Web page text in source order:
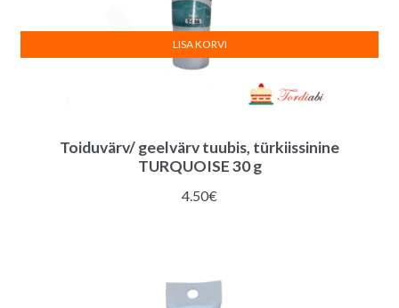
Toiduvärv/ geelvärv tuubis, türkiissinine
TURQUOISE 30 g
4.50€
LISA KORVI